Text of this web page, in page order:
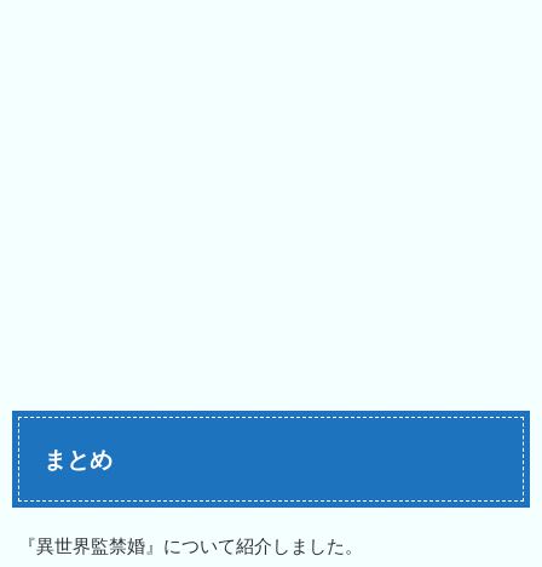
まとめ
『異世界監禁婚』について紹介しました。